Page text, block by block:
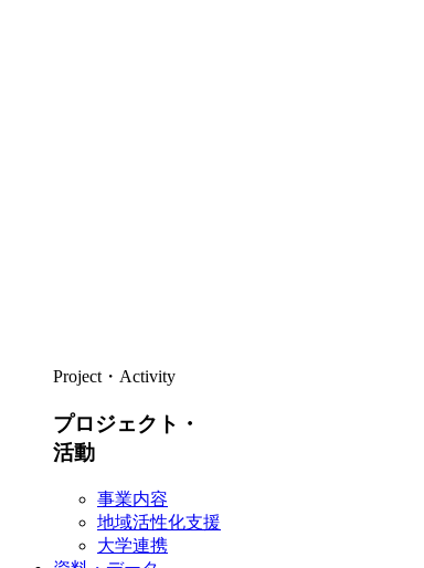
Project・Activity
プロジェクト・
活動
事業内容
地域活性化支援
大学連携